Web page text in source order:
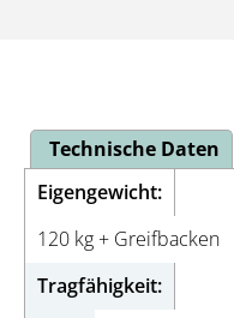
Technische Daten
Eigengewicht:
120 kg + Greifbacken
Tragfähigkeit: